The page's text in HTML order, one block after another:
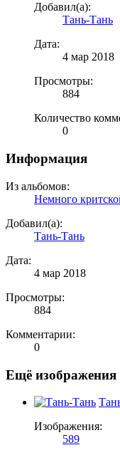
Добавил(а):
Тань-Тань
Дата:
4 мар 2018
Просмотры:
884
Количество
0
Информация
Из альбомов:
Немного
Добавил(а):
Тань-Тань
Дата:
4 мар 2018
Просмотры:
884
Комментарии:
0
Ещё изображения
Изображения:
589